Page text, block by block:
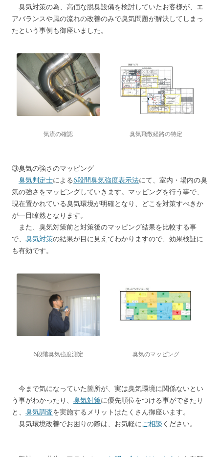
臭気対策の為、高価な脱臭設備を検討していたお客様が、エ
アバランスや風の流れの改善のみで臭気問題が解決してしまっ
たという事例も御座いました。
気流の確認 臭気飛散経路の特定
③臭気の強さのマッピング
臭気判定士による6段間臭気強度表示法にて、室内・場内の臭
気の強さをマッピングしていきます。マッピングを行う事で、
現在置かれている臭気環境が明確となり、どこを対策すべきか
が一目瞭然となります。
また、臭気対策前と対策後のマッピング結果を比較する事
で、 臭気対策の結果が目に見えてわかりますので、効果検証に
も有効です。
6段階臭気強度測定 臭気のマッピング
今まで気になっていた箇所が、実は臭気環境に関係ないとい
う事がわかったり、 臭気対策に優先順位をつける事ができたり
と、 臭気調査を実施するメリットはたくさん御座います。
臭気環境改善でお困りの際は、お気軽に ご相談 ください。